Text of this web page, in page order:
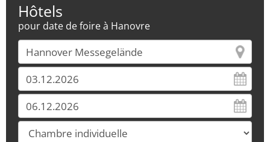
Hôtels
pour date de foire à Hanovre